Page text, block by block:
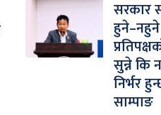
सरकार
सुन्ने कि
निर्भर
साम्पाङ